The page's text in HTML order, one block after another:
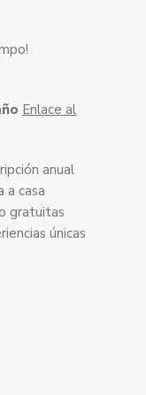
Enlace al
anual
a casa
gratuitas
únicas